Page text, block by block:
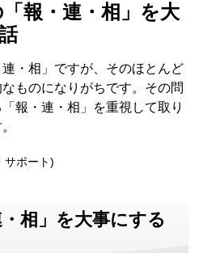
報・連・相」を大
・相」ですが、そのほとんど
ものになりがちです。その問
報・連・相」を重視して取り
サポート)
相」を大事にする